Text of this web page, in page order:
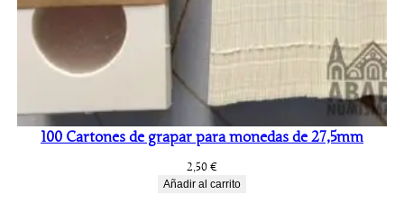
100 Cartones de grapar para monedas de 27,5mm
2,50 €
Añadir al carrito